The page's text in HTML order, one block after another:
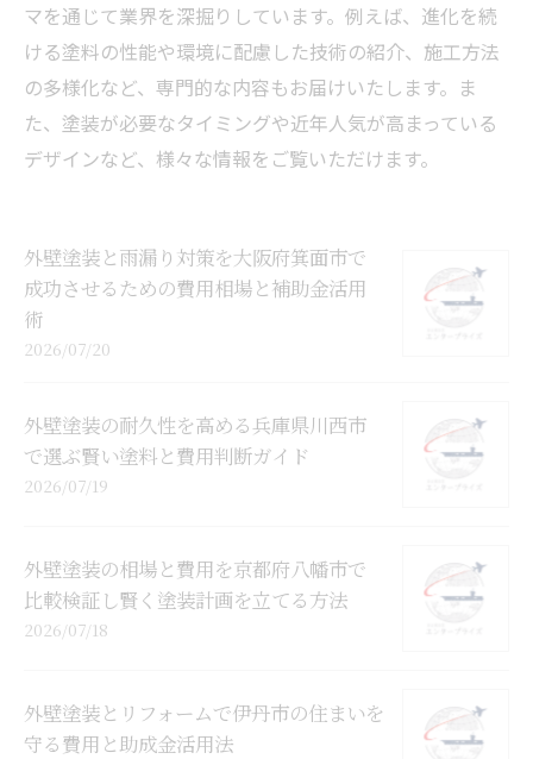
マを通じて業界を深掘りしています。例えば、進化を続
ける塗料の性能や環境に配慮した技術の紹介、施工方法
の多様化など、専門的な内容もお届けいたします。ま
た、塗装が必要なタイミングや近年人気が高まっている
デザインなど、様々な情報をご覧いただけます。
外壁塗装と雨漏り対策を大阪府箕面市で
成功させるための費用相場と補助金活用
術
2026/07/20
外壁塗装の耐久性を高める兵庫県川西市
で選ぶ賢い塗料と費用判断ガイド
2026/07/19
外壁塗装の相場と費用を京都府八幡市で
比較検証し賢く塗装計画を立てる方法
2026/07/18
外壁塗装とリフォームで伊丹市の住まいを
守る費用と助成金活用法